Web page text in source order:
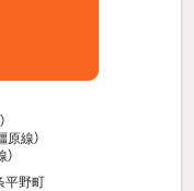
原線）
平野町